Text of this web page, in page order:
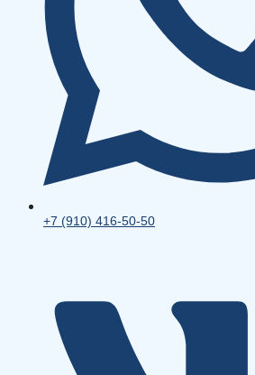
+7 (910) 416-50-50